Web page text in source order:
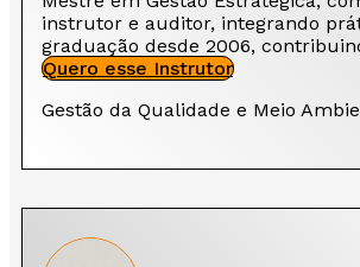
instrutor e auditor, integrando
graduação desde 2006,
Quero esse Instrutor
Gestão da Qualidade e Meio